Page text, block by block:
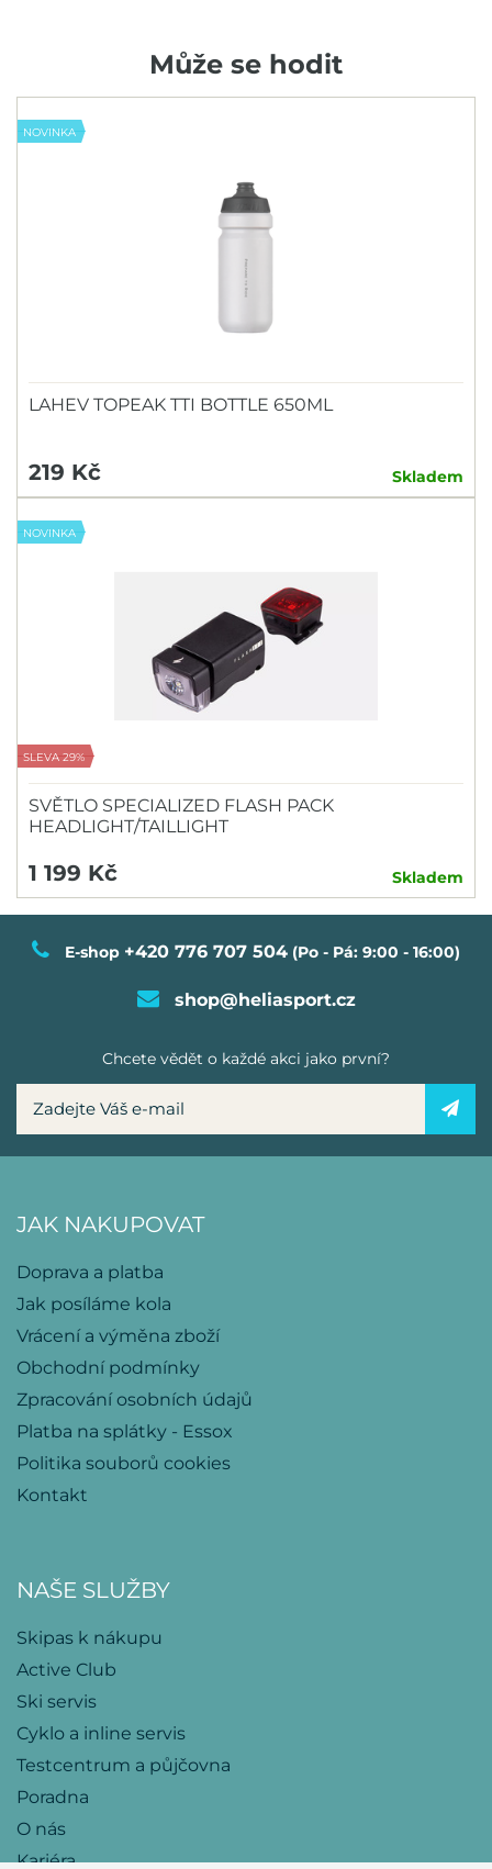
Může se hodit
NOVINKA
LAHEV TOPEAK TTI BOTTLE 650ML
219 Kč Skladem
NOVINKA
SLEVA 29%
SVĚTLO SPECIALIZED FLASH PACK
HEADLIGHT/TAILLIGHT
1 199 Kč Skladem
E-shop +420 776 707 504 (Po - Pá: 9:00 - 16:00)
shop@heliasport.cz
Chcete vědět o každé akci jako první?
JAK NAKUPOVAT
Doprava a platba
Jak posíláme kola
Vrácení a výměna zboží
Obchodní podmínky
Zpracování osobních údajů
Platba na splátky - Essox
Politika souborů cookies
Kontakt
NAŠE SLUŽBY
Skipas k nákupu
Active Club
Ski servis
Cyklo a inline servis
Testcentrum a půjčovna
Poradna
O nás
Kariéra